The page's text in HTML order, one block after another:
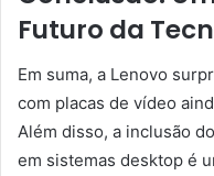
Futuro da
Em suma, a Lenovo
com placas de vídeo
Além disso, a inclusão
em sistemas desktop é